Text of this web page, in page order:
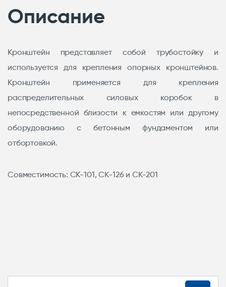
Описание
Кронштейн представляет собой трубостойку и
используется для крепления опорных кронштейнов.
Кронштейн применяется для крепления
распределительных силовых коробок в
непосредственной близости к емкостям или другому
оборудованию с бетонным фундаментом или
отбортовкой.
Совместимость: СК-101, СК-126 и СК-201